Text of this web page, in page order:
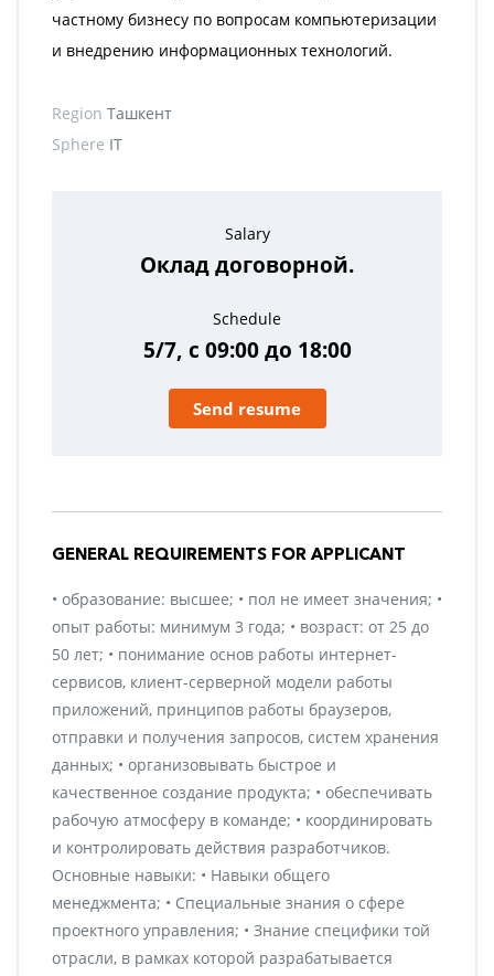
частному бизнесу по вопросам компьютеризации
и внедрению информационных технологий.
Region Ташкент
Sphere IT
Salary
Оклад договорной.
Schedule
5/7, с 09:00 до 18:00
Send resume
GENERAL REQUIREMENTS FOR APPLICANT
• образование: высшее; • пол не имеет значения; •
опыт работы: минимум 3 года; • возраст: от 25 до
50 лет; • понимание основ работы интернет-
сервисов, клиент-серверной модели работы
приложений, принципов работы браузеров,
отправки и получения запросов, систем хранения
данных; • организовывать быстрое и
качественное создание продукта; • обеспечивать
рабочую атмосферу в команде; • координировать
и контролировать действия разработчиков.
Основные навыки: • Навыки общего
менеджмента; • Специальные знания о сфере
проектного управления; • Знание специфики той
отрасли, в рамках которой разрабатывается